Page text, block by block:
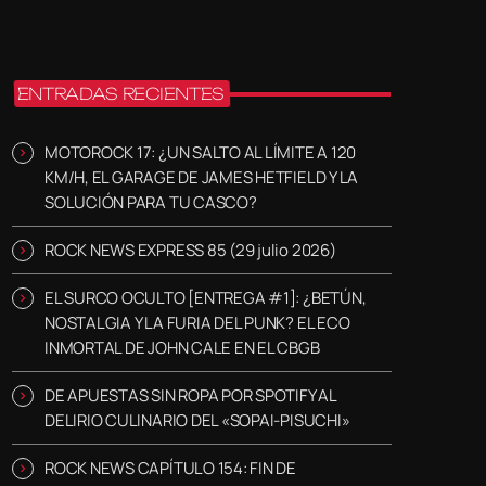
ENTRADAS RECIENTES
MOTOROCK 17: ¿UN SALTO AL LÍMITE A 120
KM/H, EL GARAGE DE JAMES HETFIELD Y LA
SOLUCIÓN PARA TU CASCO?
ROCK NEWS EXPRESS 85 (29 julio 2026)
EL SURCO OCULTO [ENTREGA #1]: ¿BETÚN,
NOSTALGIA Y LA FURIA DEL PUNK? EL ECO
INMORTAL DE JOHN CALE EN EL CBGB
DE APUESTAS SIN ROPA POR SPOTIFY AL
DELIRIO CULINARIO DEL «SOPAI-PISUCHI»
ROCK NEWS CAPÍTULO 154: FIN DE